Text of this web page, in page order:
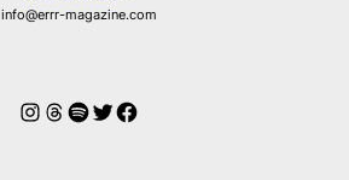
info@errr-magazine.com
Instagram
Hilos
Spotify
Twitter
Facebook